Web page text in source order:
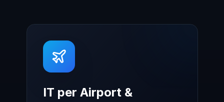
IT per Airport &